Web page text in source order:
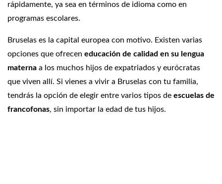
rápidamente, ya sea en términos de idioma como en
programas escolares.
Bruselas es la capital europea con motivo. Existen varias
opciones que ofrecen educación de calidad en su lengua
materna a los muchos hijos de expatriados y eurócratas
que viven allí. Si vienes a vivir a Bruselas con tu familia,
tendrás la opción de elegir entre varios tipos de escuelas de
francofonas, sin importar la edad de tus hijos.